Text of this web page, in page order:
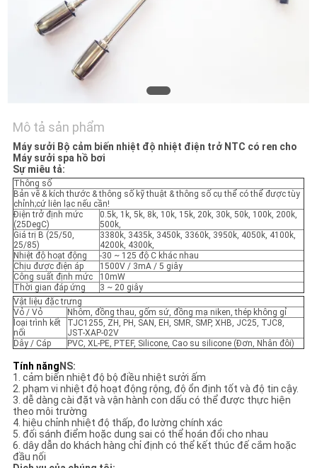
TỨC
BÁO
GIÁ
VR
SHOW
SƠ
ĐỒ
TRANG
WEB
PRIVACY
POLICY
Mô tả sản phẩm
Máy sưởi Bộ cảm biến nhiệt độ nhiệt điện trở NTC có ren cho
Máy sưởi spa hồ bơi
Sự miêu tả:
Thông số
Bản vẽ & kích thước & thông số kỹ thuật & thông số cụ thể có thể được tùy
chỉnh;cứ liên lạc nếu cần!
Điện trở định mức
(25DegC)
0.5k, 1k, 5k, 8k, 10k, 15k, 20k, 30k, 50k, 100k, 200k,
500k,
Giá trị B (25/50,
25/85)
3380k, 3435k, 3450k, 3360k, 3950k, 4050k, 4100k,
4200k, 4300k,
Nhiệt độ hoạt động
-30 ~ 125 độ C khác nhau
Chịu được điện áp
1500V / 3mA / 5 giây
Công suất định mức
10mW
Thời gian đáp ứng
3 ~ 20 giây
Vật liệu đặc trưng
Vỏ / Vỏ
Nhôm, đồng thau, gốm sứ, đồng mạ niken, thép không gỉ
loại trình kết
nối
TJC1255, ZH, PH, SAN, EH, SMR, SMP, XHB, JC25, TJC8,
JST-XAP-02V
Dây / Cáp
PVC, XL-PE, PTEF, Silicone, Cao su silicone (Đơn, Nhân đôi)
Tính năng NS:
1. cảm biến nhiệt độ bộ điều nhiệt sưởi ấm
2. phạm vi nhiệt độ hoạt động rộng, độ ổn định tốt và độ tin cậy.
3. dễ dàng cài đặt và vận hành con dấu có thể được thực hiện
theo môi trường
4. hiệu chỉnh nhiệt độ thấp, đo lường chính xác
5. đối sánh điểm hoặc dung sai có thể hoán đổi cho nhau
6. dây dẫn do khách hàng chỉ định có thể kết thúc đế cắm hoặc
đầu nối